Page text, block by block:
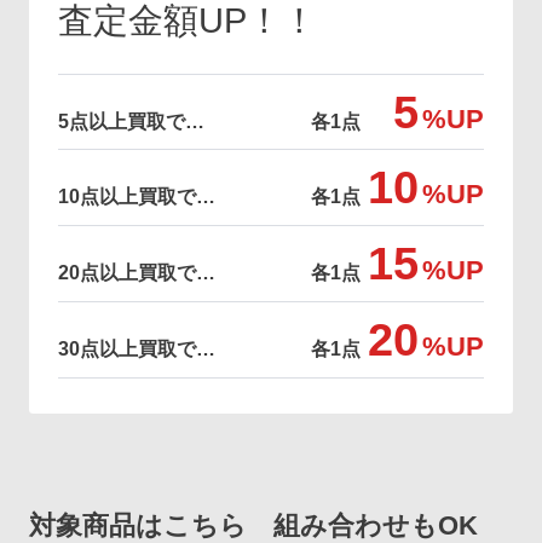
査定金額UP！！
5点以上買取で… 各1点 5%UP
10点以上買取で… 各1点 10%UP
20点以上買取で… 各1点 15%UP
30点以上買取で… 各1点 20%UP
対象商品はこちら 組み合わせもOK